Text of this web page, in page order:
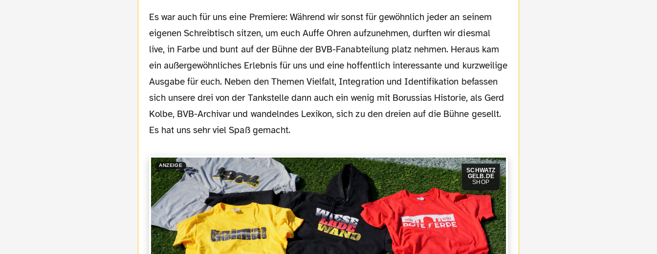
Es war auch für uns eine Premiere: Während wir sonst für gewöhnlich jeder an seinem
eigenen Schreibtisch sitzen, um euch Auffe Ohren aufzunehmen, durften wir diesmal
live, in Farbe und bunt auf der Bühne der BVB-Fanabteilung platz nehmen. Heraus kam
ein außergewöhnliches Erlebnis für uns und eine hoffentlich interessante und kurzweilige
Ausgabe für euch. Neben den Themen Vielfalt, Integration und Identifikation befassen
sich unsere drei von der Tankstelle dann auch ein wenig mit Borussias Historie, als Gerd
Kolbe, BVB-Archivar und wandelndes Lexikon, sich zu den dreien auf die Bühne gesellt.
Es hat uns sehr viel Spaß gemacht.
ANZEIGE
SCHWATZ
GELB.DE
SHOP